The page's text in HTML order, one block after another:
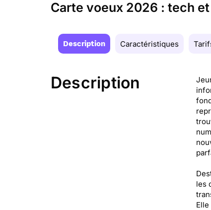
Carte voeux 2026 : tech
Description Caractéristiques
Description
les